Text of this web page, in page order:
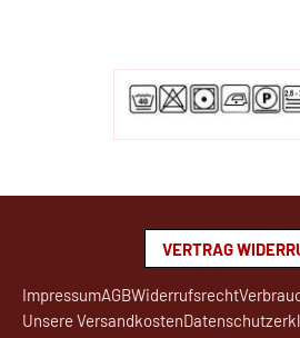
VERTRAG
ImpressumAGBWiderrufsrecht
Unsere Versandkosten